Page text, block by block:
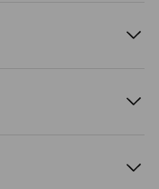
приема ванны или